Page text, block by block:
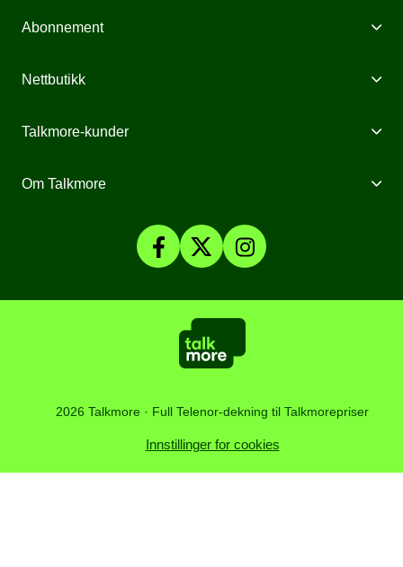
Abonnement
Mobilabonnement
Priser
Nettbutikk
Mobiltelefoner
Talkmore-kunder
Mine Sider
Om Talkmore
Personvern og Cookies
Affiliate
2026 Talkmore · Full Telenor-dekning til Talkmorepriser
Innstillinger for cookies